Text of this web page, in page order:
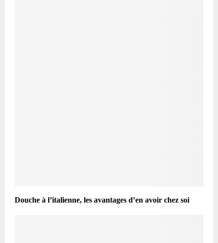
Douche à l’italienne, les avantages d’en avoir chez soi